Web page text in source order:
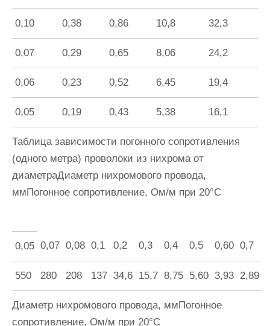
0,10 0,38 0,86 10,8 32,3
0,07 0,29 0,65 8,06 24,2
0,06 0,23 0,52 6,45 19,4
0,05 0,19 0,43 5,38 16,1
Таблица зависимости погонного сопротивления
(одного метра) проволоки из нихрома от
диаметраДиаметр нихромового провода,
ммПогонное сопротивление, Ом/м при 20°С
0,05 0,07 0,08 0,1 0,2 0,3 0,4 0,5 0,60 0,7
550 280 208 137 34,6 15,7 8,75 5,60 3,93 2,89
Диаметр нихромового провода, ммПогонное
сопротивление, Ом/м при 20°С